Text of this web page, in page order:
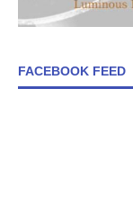
FACEBOOK FEED